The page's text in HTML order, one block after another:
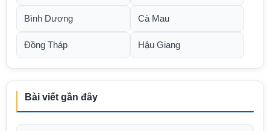
Bình Dương Cà Mau
Đồng Tháp Hậu Giang
Bài viết gần đây